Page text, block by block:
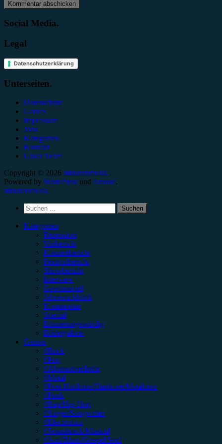
Social Media.
Legal
Datenschutzerklärung
Unterseiten.
Datenschutz
Genres
Impressum
Jobs
Kategorien
Kontakt
Unser Team
Copyright © 2026 minutenmusik..
Powered by WordPress und Arouse.
minutenmusik.
Suchen
nach:
Kategorien
Rezension
Vorbericht
Konzertbericht
Festivalbericht
Showbericht
Interview
Gewinnspiel
Jahresrückblick
Kommentar
Special
Erinnerungswürdig
Bildergalerie
Genres
#Rock
#Pop
#Alternative/Indie
#Metal
#Post-Hardcore/Hardcore/Metalcore
#Punk
#Rap/Hip-Hop
#Singer/Songwriter
#Electronica
#Soundtrack/Musical
#Jazz/Blues/Gospel/Soul